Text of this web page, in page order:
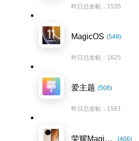
昨日总发帖：1535
MagicOS (549)
昨日总发帖：1625
爱主题 (508)
昨日总发帖：1561
荣耀Magic8系列 (406)